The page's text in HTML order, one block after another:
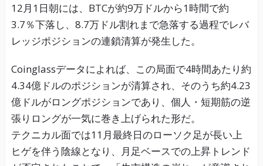
12月1日朝には、BTCが約9万ドルから1時間で約
3.7％下落し、8.7万ドル割れまで急落する過程でレバ
レッジポジションの連鎖清算が発生した。
Coinglassデータによれば、この局面で4時間あたり約
4.34億ドルのポジションが清算され、そのうち約4.23
億ドルがロングポジションであり、個人・短期筋の逆
張りロングが一気に巻き上げられた形だ。
テクニカル面では11月最終日のローソク足が長い上
ヒゲを伴う陰線となり、月足ベースでの上昇トレンド